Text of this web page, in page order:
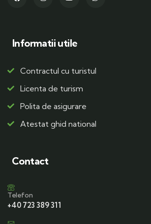
Informatii utile
Contractul cu turistul
Licenta de turism
Polita de asigurare
Atestat ghid national
Contact
Telefon
+40 723 389 311